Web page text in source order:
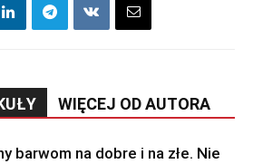
WIĘCEJ OD AUTORA
barwom na dobre i na złe. Nie